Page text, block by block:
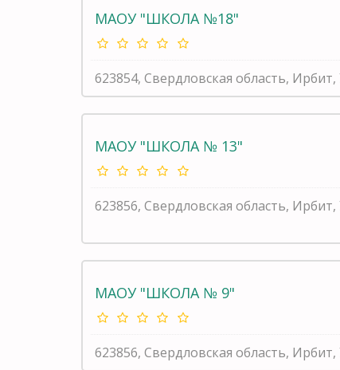
МАОУ "ШКОЛА №18"
623854, Свердловская область,
МАОУ "ШКОЛА № 13"
623856, Свердловская область,
МАОУ "ШКОЛА № 9"
623856, Свердловская область,